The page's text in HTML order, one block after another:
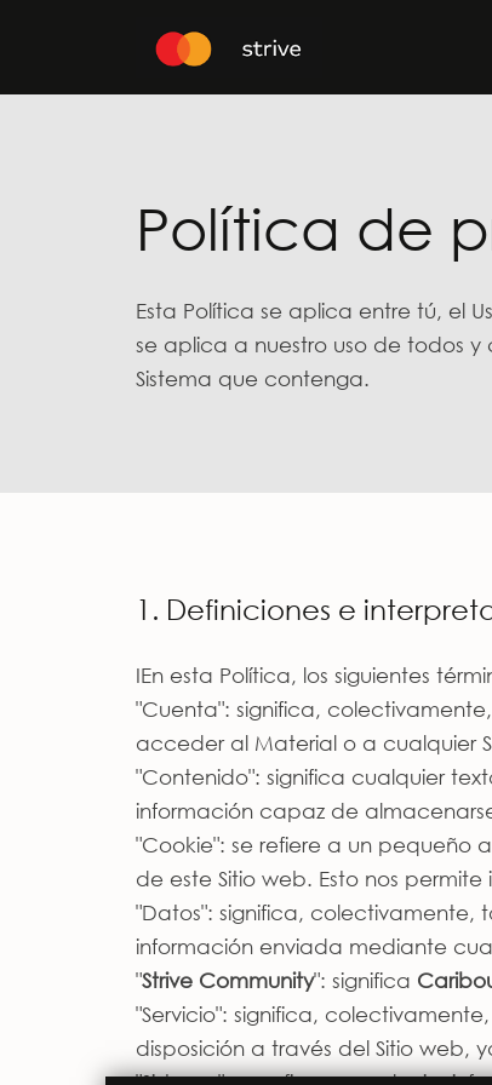
Política de
Esta Política se aplica entre tú, el
se aplica a nuestro uso de todos
Sistema que contenga.
1. Definiciones e
IEn esta Política, los siguientes
"Cuenta": significa,
acceder al Material o a cualquier
"Contenido": significa cualquier
información capaz de
"Cookie": se refiere a un pequeño
de este Sitio web. Esto nos
"Datos": significa, colectivamente,
información enviada mediante
"Strive Community": significa
"Servicio": significa,
disposición a través del Sitio web,